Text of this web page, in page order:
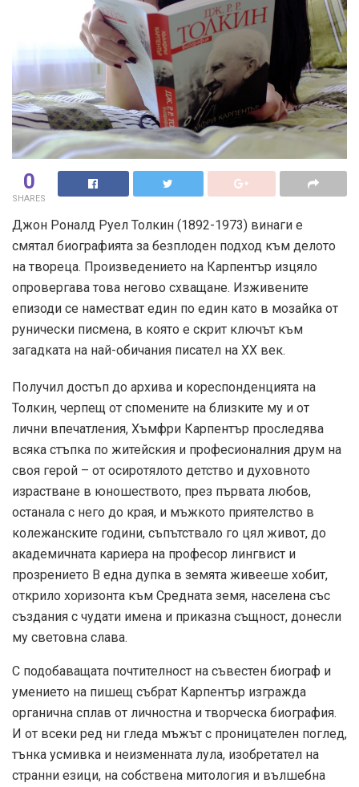
0
SHARES
Джон Роналд Руел Толкин (1892-1973) винаги е
смятал биографията за безплоден подход към делото
на твореца. Произведението на Карпентър изцяло
опровергава това негово схващане. Изживените
епизоди се наместват един по един като в мозайка от
рунически писмена, в която е скрит ключът към
загадката на най-обичания писател на XX век.
Получил достъп до архива и кореспонденцията на
Толкин, черпещ от спомените на близките му и от
лични впечатления, Хъмфри Карпентър проследява
всяка стъпка по житейския и професионалния друм на
своя герой – от осиротялото детство и духовното
израстване в юношеството, през първата любов,
останала с него до края, и мъжкото приятелство в
колежанските години, съпътствало го цял живот, до
академичната кариера на професор лингвист и
прозрението В една дупка в земята живееше хобит,
открило хоризонта към Средната земя, населена със
създания с чудати имена и приказна същност, донесли
му световна слава.
С подобаващата почтителност на съвестен биограф и
умението на пишещ събрат Карпентър изгражда
органична сплав от личностна и творческа биография.
И от всеки ред ни гледа мъжът с проницателен поглед,
тънка усмивка и неизменната лула, изобретател на
странни езици, на собствена митология и вълшебна